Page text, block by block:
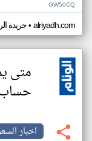
GW50CQ
جريدة• alriyadh.com
متى
اخبار